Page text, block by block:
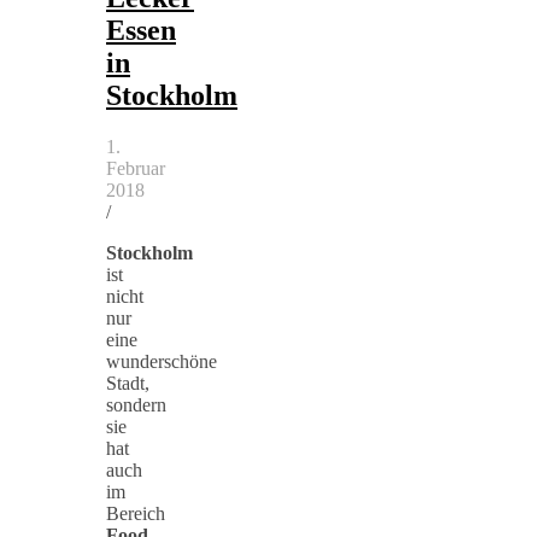
Essen
in
Stockholm
1.
Februar
2018
/
Stockholm
ist
nicht
nur
eine
wunderschöne
Stadt,
sondern
sie
hat
auch
im
Bereich